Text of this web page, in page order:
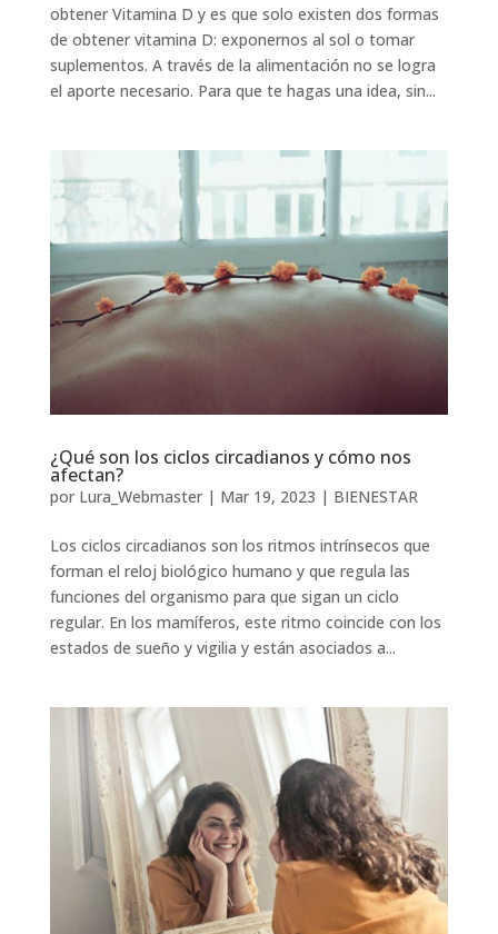
obtener Vitamina D y es que solo existen dos formas
de obtener vitamina D: exponernos al sol o tomar
suplementos. A través de la alimentación no se logra
el aporte necesario. Para que te hagas una idea, sin...
¿Qué son los ciclos circadianos y cómo nos
afectan?
por Lura_Webmaster| Mar 19, 2023 | BIENESTAR
Los ciclos circadianos son los ritmos intrínsecos que
forman el reloj biológico humano y que regula las
funciones del organismo para que sigan un ciclo
regular. En los mamíferos, este ritmo coincide con los
estados de sueño y vigilia y están asociados a...